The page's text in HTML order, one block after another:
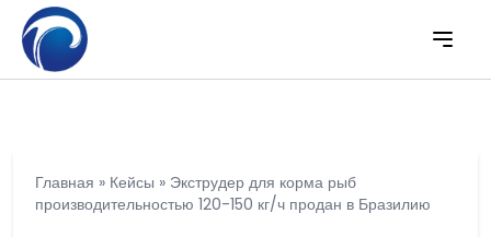
Главная » Кейсы » Экструдер для корма рыб
производительностью 120-150 кг/ч продан в Бразилию